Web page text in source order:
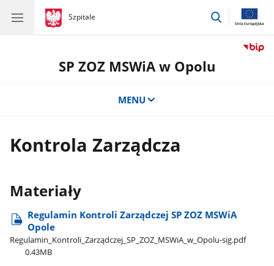
gov.pl
Szpitale
gov.pl
Szpitale
przejdź
SP ZOZ MSWiA w Opolu
MENU
Kontrola Zarządcza
Materiały
Regulamin Kontroli Zarządczej SP ZOZ MSWiA
Opole
Regulamin​_Kontroli​_Zarządczej​_SP​_ZOZ​_MSWiA​_w​_Opolu-sig.pdf
0.43MB